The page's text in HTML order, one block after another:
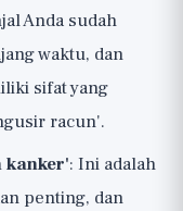
Anda sudah
waktu, dan
sifat yang
racun'.
kanker': Ini adalah
penting, dan